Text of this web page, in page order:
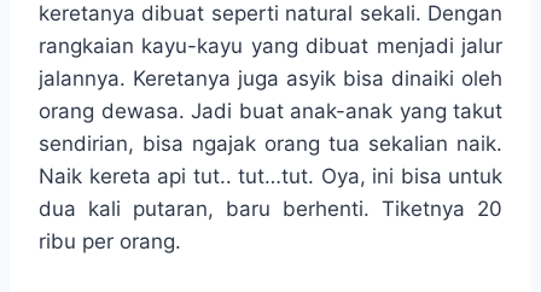
keretanya dibuat seperti natural sekali. Dengan
rangkaian kayu-kayu yang dibuat menjadi jalur
jalannya. Keretanya juga asyik bisa dinaiki oleh
orang dewasa. Jadi buat anak-anak yang takut
sendirian, bisa ngajak orang tua sekalian naik.
Naik kereta api tut.. tut…tut. Oya, ini bisa untuk
dua kali putaran, baru berhenti. Tiketnya 20
ribu per orang.